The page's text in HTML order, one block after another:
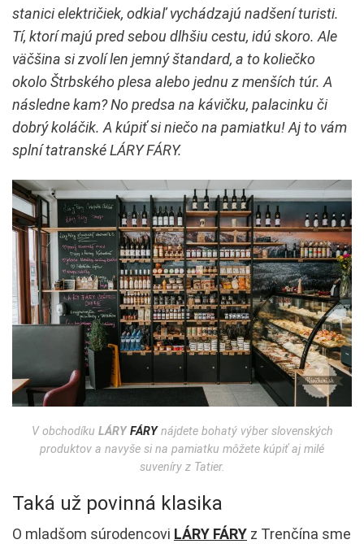
stanici električiek, odkiaľ vychádzajú nadšení turisti.
Tí, ktorí majú pred sebou dlhšiu cestu, idú skoro. Ale
väčšina si zvolí len jemný štandard, a to koliečko
okolo Štrbského plesa alebo jednu z menších túr. A
následne kam? No predsa na kávičku, palacinku či
dobrý koláčik. A kúpiť si niečo na pamiatku! Aj to vám
splní tatranské LÁRY FÁRY.
V obchodíku LÁRYFÁRYnájdete bohatý výber slovenských
produktov a navyše si na pamiatku môžete kúpiť aj milé
suveníry z Tatier.
Taká už povinná klasika
O mladšom súrodencovi LÁRY FÁRY z Trenčína sme